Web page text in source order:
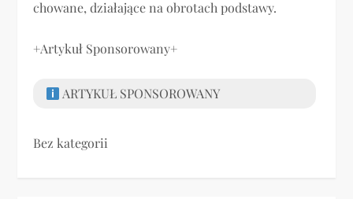
chowane, działające na obrotach podstawy.
+Artykuł Sponsorowany+
ARTYKUŁ SPONSOROWANY
Bez kategorii